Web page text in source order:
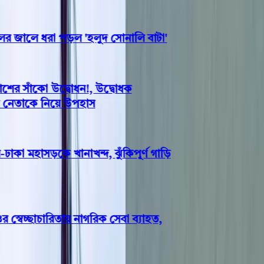
ধরা পড়ল 'হলুদ সোনালি বাটা'
সাঁকো উদ্বোধন!, উদ্বোধক
নিয়ে উপহাস
মহাসড়কে খানাখন্দ, ঝুঁকিপূর্ণ গাড়ি
নাগরিক সেবা ব্যাহত,